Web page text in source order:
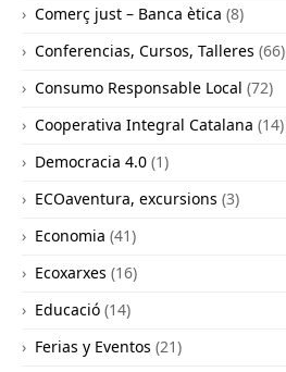
Comerç just – Banca ètica (8)
Conferencias, Cursos, Talleres (66)
Consumo Responsable Local (72)
Cooperativa Integral Catalana (14)
Democracia 4.0 (1)
ECOaventura, excursions (3)
Economia (41)
Ecoxarxes (16)
Educació (14)
Ferias y Eventos (21)